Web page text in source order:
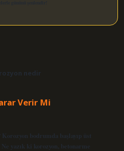
nedir
Verir Mi
bodrumda başlayıp üst
yazık ki korozyon, betonarme